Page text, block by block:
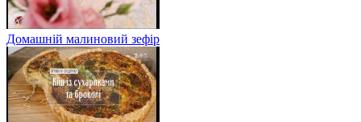
Домашній малиновий зефір